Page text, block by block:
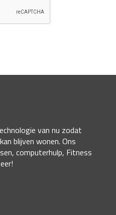
van nu zodat
blijven wonen. Ons
computerhulp, Fitness